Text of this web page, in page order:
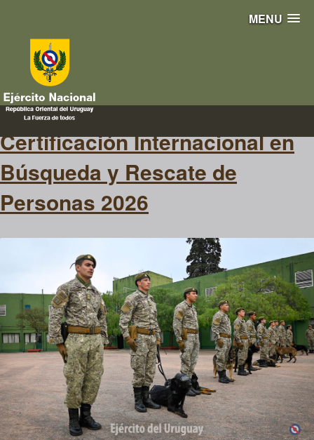
MENU
Búsqueda
Certificación Internacional en
Búsqueda y Rescate de
Personas 2026